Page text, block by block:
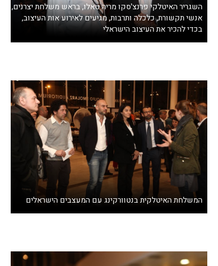
השגריר האיטלקי פרנצ'סקו מריה טאלו, בראש משלחת יצרנים,
אנשי תקשורת, כלכלה ותרבות, מגיעים לאירוע אות העיצוב,
בכדי להכיר את העיצוב הישראלי
המשלחת האיטלקית בנטוורקינג עם המעצבים הישראלים